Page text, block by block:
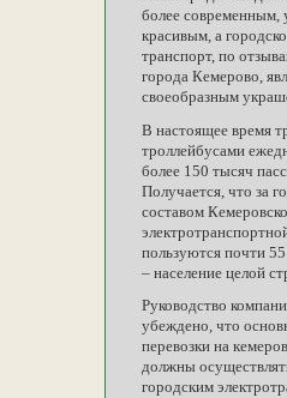
более
красивым, а
транспорт, по
города Кемерово,
своеобразным
В настоящее время
троллейбусами
более 150 тысяч
Получается, что за
составом
пользуются почти
– население целой
Руководство
убеждено, что
перевозки на
должны
городским